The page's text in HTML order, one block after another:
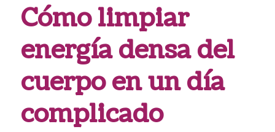
Cómo limpiar
energía densa del
cuerpo en un día
complicado